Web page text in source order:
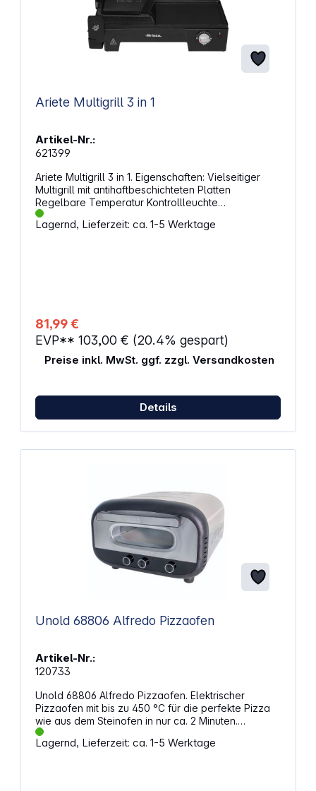
Ariete Multigrill 3 in 1
Artikel-Nr.:
621399
Ariete Multigrill 3 in 1. Eigenschaften: Vielseitiger
Multigrill mit antihaftbeschichteten Platten
Regelbare Temperatur Kontrollleuchte
Fettauffangschale Simple Reinigung Leistung: 2400
W
Lagernd, Lieferzeit: ca. 1-5 Werktage
81,99 €
EVP** 103,00 € (20.4% gespart)
Preise inkl. MwSt. ggf. zzgl. Versandkosten
Details
Unold 68806 Alfredo Pizzaofen
Artikel-Nr.:
120733
Unold 68806 Alfredo Pizzaofen. Elektrischer
Pizzaofen mit bis zu 450 °C für die perfekte Pizza
wie aus dem Steinofen in nur ca. 2 Minuten.
Eigenschaften: Leistung: 1.700 W Material: Edelstahl
Sichere Handhabung ohne Gas,
Lagernd, Lieferzeit: ca. 1-5 Werktage